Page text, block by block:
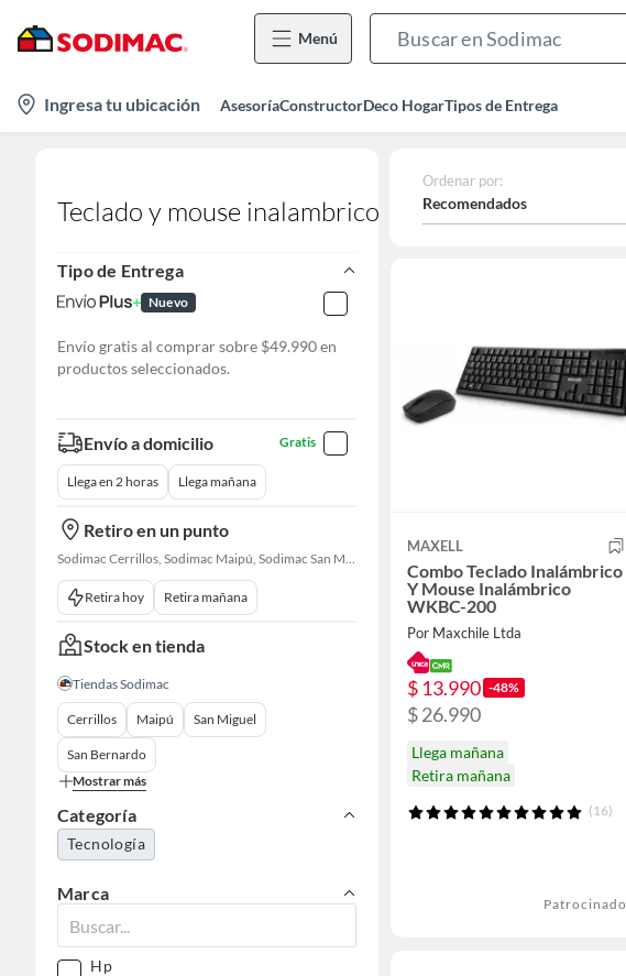
Menú
location-
icon
Ingresa tu ubicación AsesoríaConstructorDeco HogarTipos de Entrega
Teclado y mouse inalambrico
Tipo de Entrega
Nuevo
Envío gratis al comprar sobre $49.990 en
productos seleccionados.
Envío a domicilio Gratis
Llega en 2 horas Llega mañana
Retiro en un punto
Sodimac Cerrillos, Sodimac Maipú, Sodimac San Miguel, Sodimac San Bernardo, Sodimac Talagante, Sodimac San Fernando
Retira hoy Retira mañana
Stock en tienda
Tiendas Sodimac
Cerrillos Maipú San Miguel
San Bernardo
Mostrar más
Categoría
Tecnología
Marca
Hp
Ordenar por:
Recomendados
MAXELL
Combo Teclado Inalámbrico
Y Mouse Inalámbrico
WKBC-200
Por Maxchile Ltda
$ 13.990 -48%
$ 26.990
Llega mañana
Retira mañana
(16)
Patrocinado